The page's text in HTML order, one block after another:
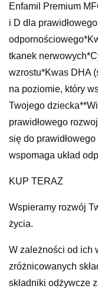
Enfamil Premium
i D dla
tkanek
wzrostu*Kwas DHA
na poziomie, który
Twojego
prawidłowego
się do
wspomaga układ
KUP TERAZ
Wspieramy rozwój
życia.
W zależności od ich
zróżnicowanych
składniki odżywcze